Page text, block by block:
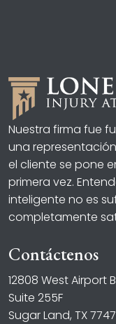
Nuestra firma fue
una
el cliente se pone
primera vez.
inteligente no es
completamente
Contáctenos
12808 West Airport
Suite 255F
Sugar Land, TX